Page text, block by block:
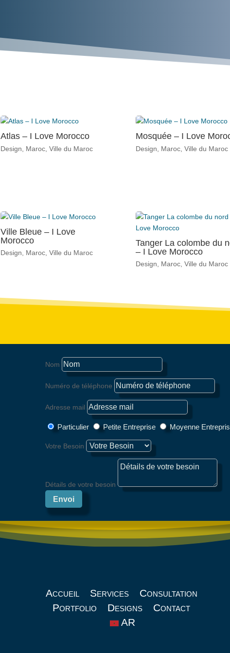
Atlas – I Love Morocco
Design Maroc, Ville du Maroc
Mosquée – I Love
Design Maroc Ville du Maroc
Ville Bleue – I Love
Morocco
Design, Maroc, Ville du Maroc
Tanger La colombe du
– I Love Morocco
Design, Maroc, Ville du Maroc
Nom
Numéro de téléphone
Adresse mail
Particulier Petite Entreprise Moyenne
Votre Besoin
Détails de votre besoin
Envoi
Accueil Services
Consultation
Portfolio
Designs
Contact
AR